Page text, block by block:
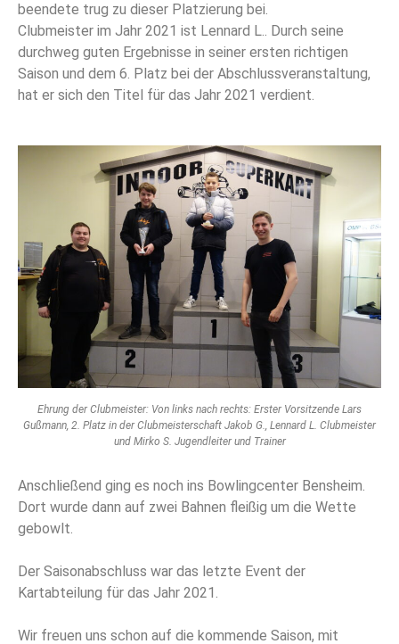
beendete trug zu dieser Platzierung bei.
Clubmeister im Jahr 2021 ist Lennard L.. Durch seine
durchweg guten Ergebnisse in seiner ersten richtigen
Saison und dem 6. Platz bei der Abschlussveranstaltung,
hat er sich den Titel für das Jahr 2021 verdient.
Ehrung der Clubmeister: Von links nach rechts: Erster Vorsitzende Lars
Gußmann, 2. Platz in der Clubmeisterschaft Jakob G., Lennard L. Clubmeister
und Mirko S. Jugendleiter und Trainer
Anschließend ging es noch ins Bowlingcenter Bensheim.
Dort wurde dann auf zwei Bahnen fleißig um die Wette
gebowlt.
Der Saisonabschluss war das letzte Event der
Kartabteilung für das Jahr 2021.
Wir freuen uns schon auf die kommende Saison, mit